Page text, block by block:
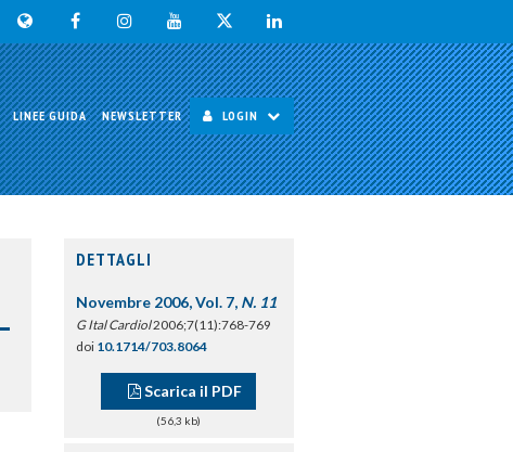
LINEE GUIDA NEWSLETTER LOGIN
DETTAGLI
Novembre 2006, Vol. 7, N. 11
G Ital Cardiol2006;7(11):768-769
doi 10.1714/703.8064
Scarica il PDF
(56,3 kb)